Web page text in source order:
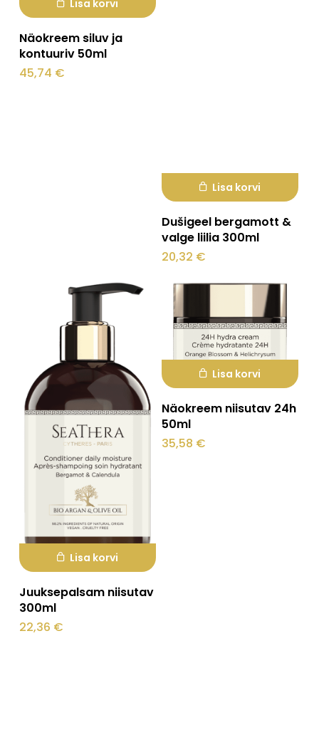
Lisa korvi
Näokreem siluv ja
kontuuriv 50ml
45,74 €
Lisa korvi
Dušigeel bergamott &
valge liilia 300ml
20,32 €
Lisa korvi
Juuksepalsam niisutav
300ml
22,36 €
Lisa korvi
Näokreem niisutav 24h
50ml
35,58 €